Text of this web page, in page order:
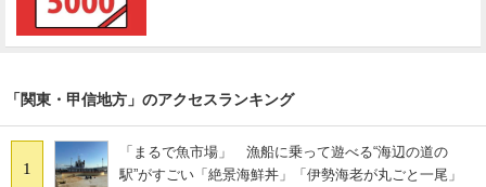
「関東・甲信地方」のアクセスランキング
1
「まるで魚市場」 漁船に乗って遊べる“海辺の道の
駅”がすごい「絶景海鮮丼」「伊勢海老が丸ごと一尾」